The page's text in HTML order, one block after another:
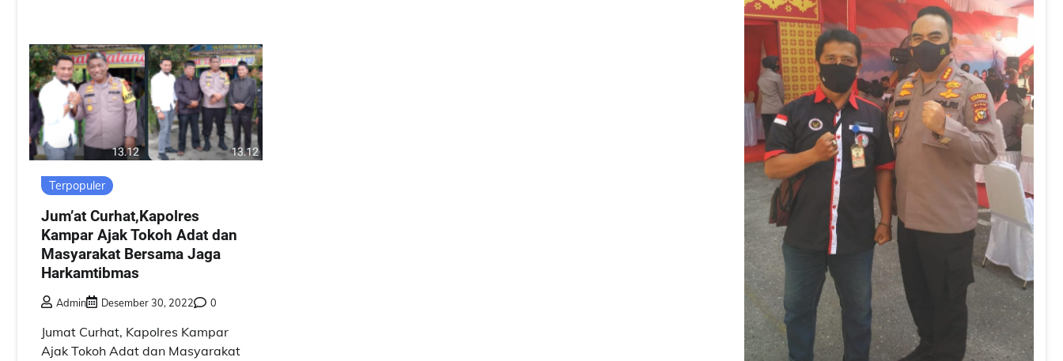
Terpopuler
Jum’at Curhat,Kapolres
Kampar Ajak Tokoh Adat dan
Masyarakat Bersama Jaga
Harkamtibmas
Admin Desember 30, 2022 0
Jumat Curhat, Kapolres Kampar
Ajak Tokoh Adat dan Masyarakat